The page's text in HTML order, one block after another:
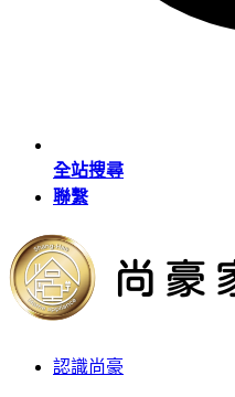
全站搜尋
聯繫
認識尚豪